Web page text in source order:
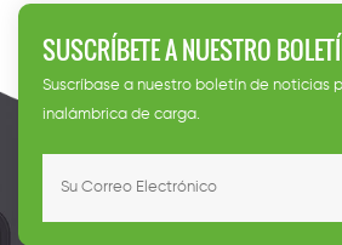
SUSCRÍBETE A NUESTRO
Suscríbase a nuestro boletín de noticias
inalámbrica de carga.